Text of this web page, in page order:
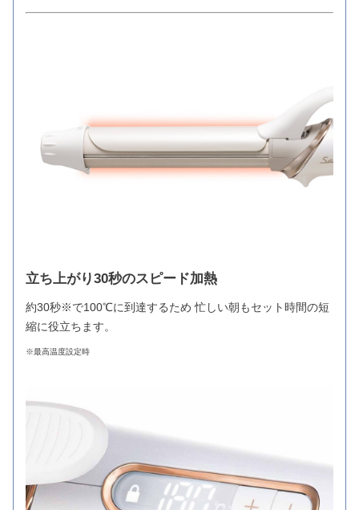
立ち上がり30秒のスピード加熱
約30秒※で100℃に到達するため 忙しい朝もセット時間の短
縮に役立ちます。
※最高温度設定時